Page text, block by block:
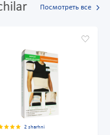
Посмотреть все
2 sharhni